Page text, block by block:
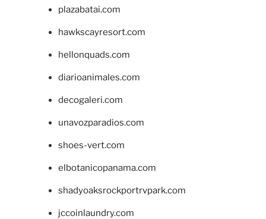
plazabatai.com
hawkscayresort.com
hellonquads.com
diarioanimales.com
decogaleri.com
unavozparadios.com
shoes-vert.com
elbotanicopanama.com
shadyoaksrockportrvpark.com
jccoinlaundry.com